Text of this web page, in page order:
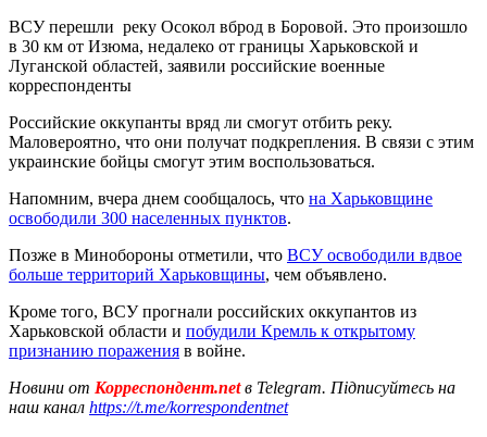
ВСУ перешли реку Осокол вброд в Боровой. Это произошло
в 30 км от Изюма, недалеко от границы Харьковской и
Луганской областей, заявили российские военные
корреспонденты
Российские оккупанты вряд ли смогут отбить реку.
Маловероятно, что они получат подкрепления. В связи с этим
украинские бойцы смогут этим воспользоваться.
Напомним, вчера днем сообщалось, что на Харьковщине
освободили 300 населенных пунктов.
Позже в Минобороны отметили, что ВСУ освободили вдвое
больше территорий Харьковщины, чем объявлено.
Кроме того, ВСУ прогнали российских оккупантов из
Харьковской области и побудили Кремль к открытому
признанию поражения в войне.
Новини от Корреспондент.netв Telegram. Підписуйтесь на
наш канал https://t.me/korrespondentnet